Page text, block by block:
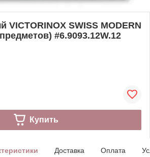
VICTORINOX SWISS MODERN
#6.9093.12W.12
Купить
Доставка Оплата